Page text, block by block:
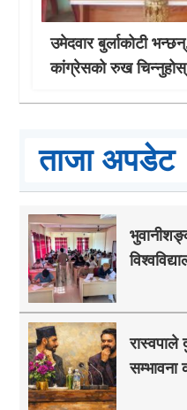
उमेदवार बुर्लाकोटी
कांग्रेसको रुख
ताजा अपडेट
रास्वपाले
सम्भावना